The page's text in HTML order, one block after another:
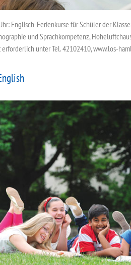
Englisch-Ferienkurse für Schüler der
und Sprachkompetenz,
unter Tel. 42102410, www.los-